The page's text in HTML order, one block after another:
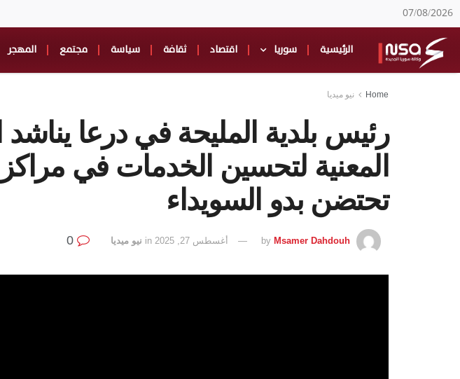
07/08/2026
الرئيسية سوريا اقتصاد ثقافة سياسة مجتمع المهجر
Home نيو ميديا
رئيس بلدية المليحة في درعا يناشد
المعنية لتحسين الخدمات في مراكز
تحتضن بدو السويداء
by Msamer Dahdouh أغسطس 27, 2025 in نيو ميديا